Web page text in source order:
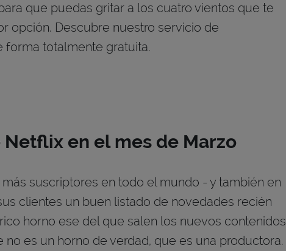
que puedas gritar a los cuatro vientos que te
opción. Descubre nuestro servicio de
forma totalmente gratuita.
Netflix en el mes de Marzo
suscriptores en todo el mundo - y también en
clientes un buen listado de novedades recién
horno ese del que salen los nuevos contenidos
no es un horno de verdad, que es una productora.